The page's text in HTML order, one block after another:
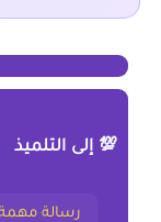
💯 إلى التلميذ
رسالة